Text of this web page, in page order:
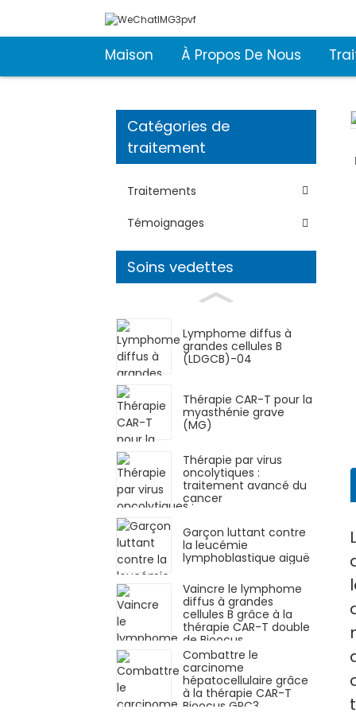
Maison À Propos De Nous
Catégories de
traitement
Traitements
Témoignages
Soins vedettes
Lymphome diffus à
grandes cellules B
(LDGCB)-04
Thérapie CAR-T pour la
myasthénie grave
(MG)
Thérapie par virus
oncolytiques :
traitement avancé du
cancer
Garçon luttant contre
la leucémie
lymphoblastique aiguë
Vaincre le lymphome
diffus à grandes
cellules B grâce à la
thérapie CAR-T double
de Bioocus
Combattre le
carcinome
hépatocellulaire grâce
à la thérapie CAR-T
Bioocus GPC3
Loading...
Loading...